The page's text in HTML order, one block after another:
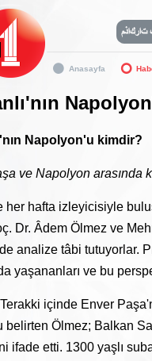
Anasayfa
Napolyon'u kimdir?
ve Napolyon arasında
her hafta izleyicisiyle
Dr. Âdem Ölmez ve
analize tâbi tutuyorlar.
yaşananları ve bu
Terakki içinde Enver
belirten Ölmez; Balkan
ifade etti. 1300 yaşlı